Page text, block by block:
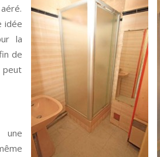
idée
la
de
peut
une